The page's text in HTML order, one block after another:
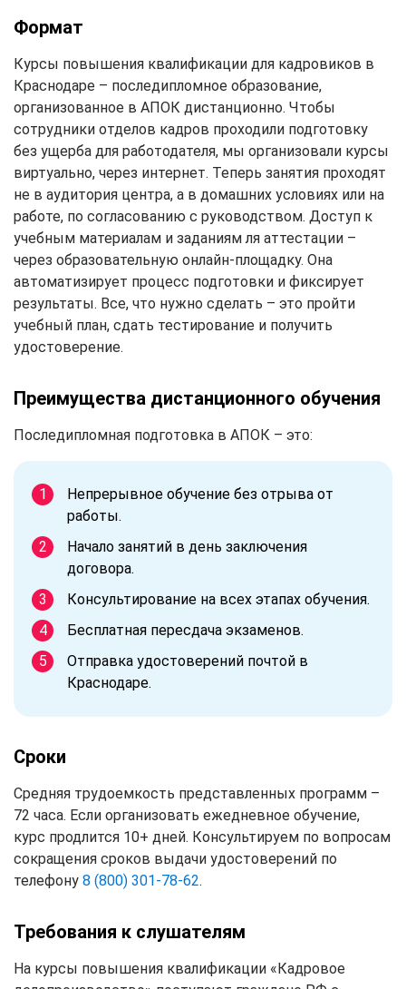
Формат
Курсы повышения квалификации для кадровиков в
Краснодаре – последипломное образование,
организованное в АПОК дистанционно. Чтобы
сотрудники отделов кадров проходили подготовку
без ущерба для работодателя, мы организовали курсы
виртуально, через интернет. Теперь занятия проходят
не в аудитория центра, а в домашних условиях или на
работе, по согласованию с руководством. Доступ к
учебным материалам и заданиям ля аттестации –
через образовательную онлайн-площадку. Она
автоматизирует процесс подготовки и фиксирует
результаты. Все, что нужно сделать – это пройти
учебный план, сдать тестирование и получить
удостоверение.
Преимущества дистанционного обучения
Последипломная подготовка в АПОК – это:
Непрерывное обучение без отрыва от
работы.
Начало занятий в день заключения
договора.
Консультирование на всех этапах обучения.
Бесплатная пересдача экзаменов.
Отправка удостоверений почтой в
Краснодаре.
Сроки
Средняя трудоемкость представленных программ –
72 часа. Если организовать ежедневное обучение,
курс продлится 10+ дней. Консультируем по вопросам
сокращения сроков выдачи удостоверений по
телефону 8 (800) 301-78-62.
Требования к слушателям
На курсы повышения квалификации «Кадровое